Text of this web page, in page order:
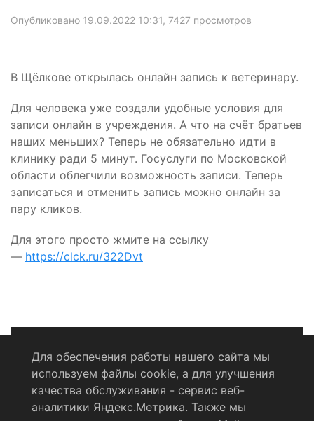
Опубликовано 19.09.2022 10:31, 7427 просмотров
В Щёлкове открылась онлайн запись к ветеринару.
Для человека уже создали удобные условия для
записи онлайн в учреждения. А что на счёт братьев
наших меньших? Теперь не обязательно идти в
клинику ради 5 минут. Госуслуги по Московской
области облегчили возможность записи. Теперь
записаться и отменить запись можно онлайн за
пару кликов.
Для этого просто жмите на ссылку
— https://clck.ru/322Dvt
Политика конфиденциальности
Согласие на обработку персональных данных
Для обеспечения работы нашего сайта мы
используем файлы cookie, а для улучшения
качества обслуживания - сервис веб-
аналитики Яндекс.Метрика. Также мы